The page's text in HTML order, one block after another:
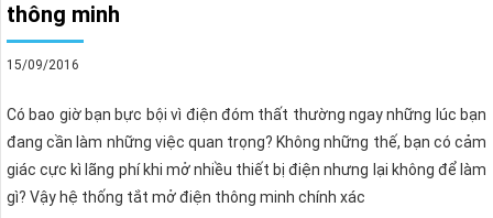
thông minh
15/09/2016
Có bao giờ bạn bực bội vì điện đóm thất thường ngay những lúc bạn
đang cần làm những việc quan trọng? Không những thế, bạn có cảm
giác cực kì lãng phí khi mở nhiều thiết bị điện nhưng lại không để làm
gì? Vậy hệ thống tắt mở điện thông minh chính xác